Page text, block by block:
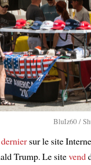
BluIz60 /
sur le site
Trump. Le sitevend